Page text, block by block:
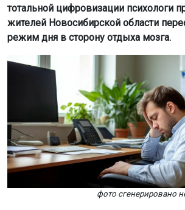
тотальной цифровизации психологи
жителей Новосибирской области
режим дня в сторону отдыха мозга.
фото сгенерировано